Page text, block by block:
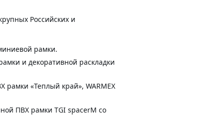
Российских и
рамки.
и декоративной раскладки
рамки «Теплый край», WARMEX
ПВХ рамки TGI spacerM со